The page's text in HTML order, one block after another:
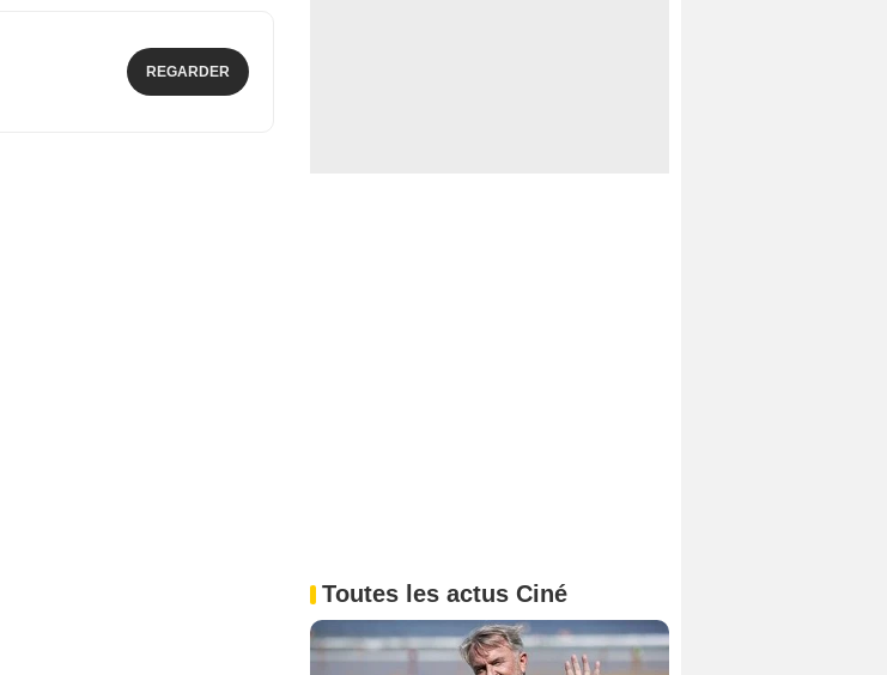
REGARDER
Toutes les actus Ciné